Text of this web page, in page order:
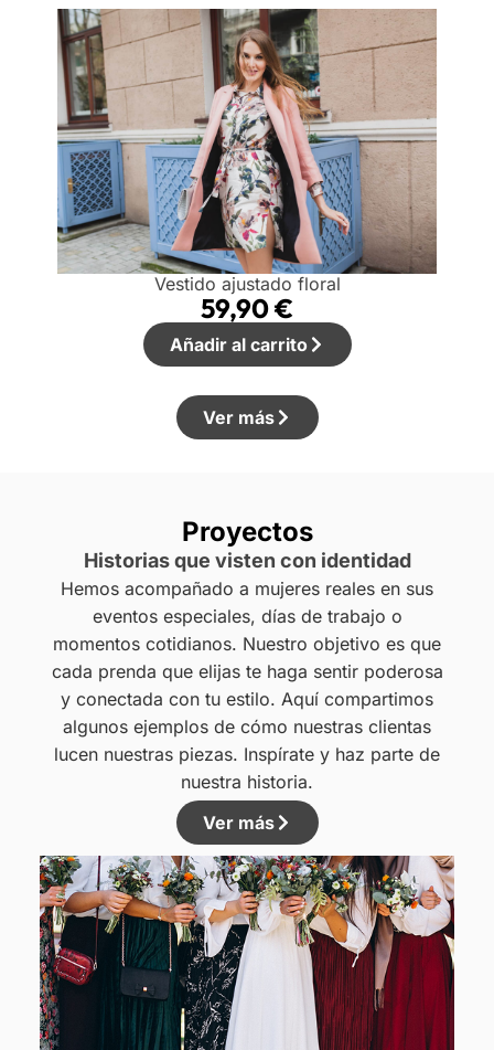
Vestido ajustado floral
59,90€
Añadir al carrito
Ver más
Proyectos
Historias que visten con identidad
Hemos acompañado a mujeres reales en sus
eventos especiales, días de trabajo o
momentos cotidianos. Nuestro objetivo es que
cada prenda que elijas te haga sentir poderosa
y conectada con tu estilo. Aquí compartimos
algunos ejemplos de cómo nuestras clientas
lucen nuestras piezas. Inspírate y haz parte de
nuestra historia.
Ver más